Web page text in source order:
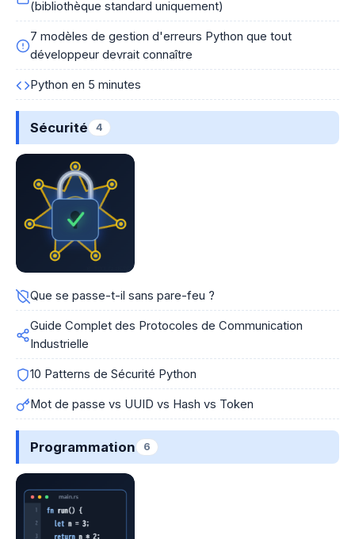
(bibliothèque standard uniquement)
7 modèles de gestion d'erreurs Python que tout
développeur devrait connaître
Python en 5 minutes
Sécurité 4
Que se passe-t-il sans pare-feu ?
Guide Complet des Protocoles de Communication
Industrielle
10 Patterns de Sécurité Python
Mot de passe vs UUID vs Hash vs Token
Programmation 6